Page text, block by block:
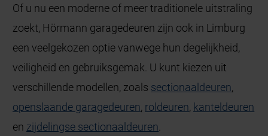
Of u nu een moderne of meer traditionele uitstraling
zoekt, Hörmann garagedeuren zijn ook in Limburg
een veelgekozen optie vanwege hun degelijkheid,
veiligheid en gebruiksgemak. U kunt kiezen uit
verschillende modellen, zoals sectionaaldeuren,
openslaande garagedeuren, roldeuren, kanteldeuren
en zijdelingse sectionaaldeuren